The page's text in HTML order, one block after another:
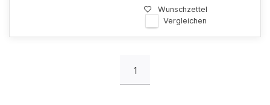
Wunschzettel
Vergleichen
1